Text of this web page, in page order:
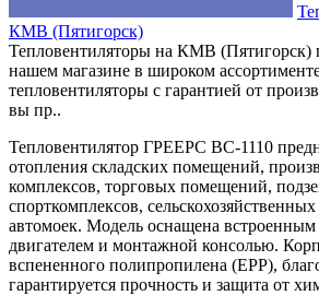
КМВ (Пятигорск)
Тепловентиляторы на КМВ (Пятигорск)
нашем магазине в широком
тепловентиляторы с гарантией от
вы пр..
Тепловентилятор ГРЕЕРС ВС-1110
отопления складских помещений,
комплексов, торговых помещений,
спорткомплексов,
автомоек. Модель оснащена встроенным
двигателем и монтажной консолью.
вспененного полипропилена (ЕРР),
гарантируется прочность и защита от